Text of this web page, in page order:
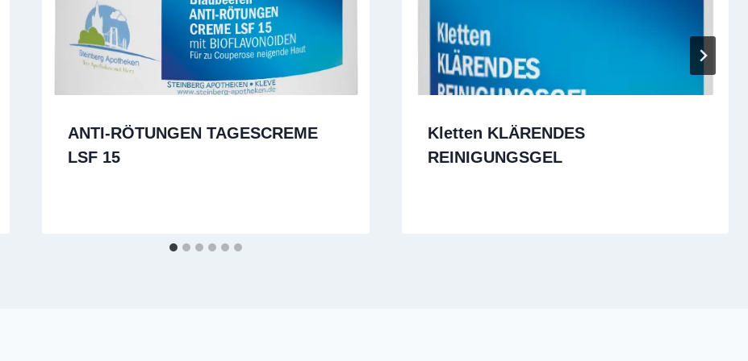
ANTI-RÖTUNGEN TAGESCREME
LSF 15
Kletten KLÄRENDES
REINIGUNGSGEL